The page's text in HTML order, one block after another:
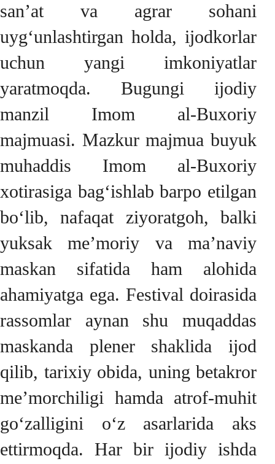
san’at va agrar sohani
uyg‘unlashtirgan holda, ijodkorlar
uchun yangi imkoniyatlar
yaratmoqda. Bugungi ijodiy
manzil Imom al-Buxoriy
majmuasi. Mazkur majmua buyuk
muhaddis Imom al-Buxoriy
xotirasiga bag‘ishlab barpo etilgan
bo‘lib, nafaqat ziyoratgoh, balki
yuksak me’moriy va ma’naviy
maskan sifatida ham alohida
ahamiyatga ega. Festival doirasida
rassomlar aynan shu muqaddas
maskanda plener shaklida ijod
qilib, tarixiy obida, uning betakror
me’morchiligi hamda atrof-muhit
go‘zalligini o‘z asarlarida aks
ettirmoqda. Har bir ijodiy ishda